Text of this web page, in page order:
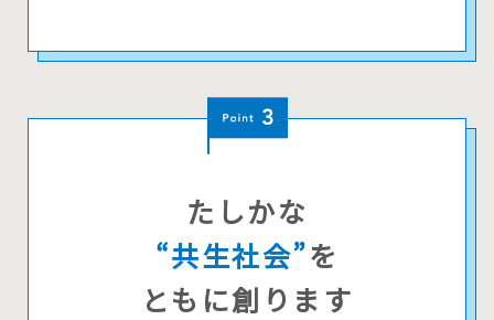
たしかな
“共生社会”を
ともに創ります